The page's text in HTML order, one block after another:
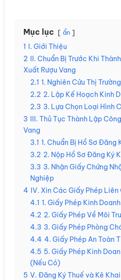
Mục lục ẩn
1 I. Giới Thiệu
2 II. Chuẩn Bị Trước Khi
Xuất Rượu Vang
2.1 1. Nghiên Cứu Thị Trường
2.2 2. Lập Kế Hoạch Kinh
2.3 3. Lựa Chọn Loại Hình
3 III. Thủ Tục Thành Lập
Vang
3.1 1. Chuẩn Bị Hồ Sơ Đăng
3.2 2. Nộp Hồ Sơ Đăng Ký
3.3 3. Nhận Giấy Chứng
Nghiệp
4 IV. Xin Các Giấy Phép Liên
4.1 1. Giấy Phép Kinh
4.2 2. Giấy Phép Về Môi
4.3 3. Giấy Phép Phòng
4.4 4. Giấy Phép An Toàn
4.5 5. Giấy Phép Kinh
(Nếu Có)
5 V. Đăng Ký Thuế và Kê